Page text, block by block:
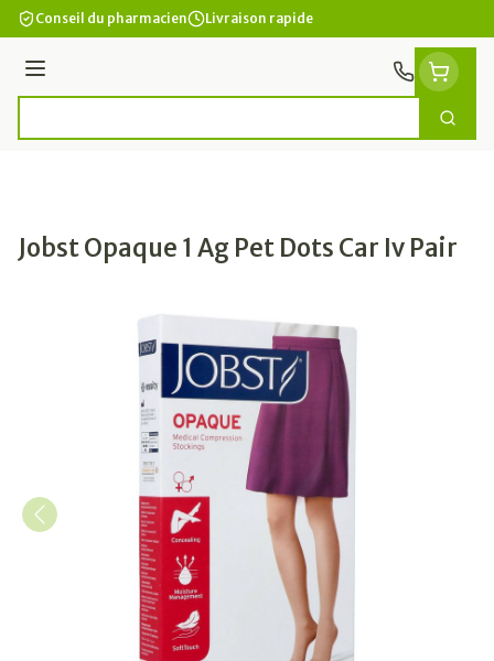
Aller au contenu
Conseil du pharmacien Livraison rapide
Menu
Jobst Opaque 1 Ag Pet Dots Car Iv Pair